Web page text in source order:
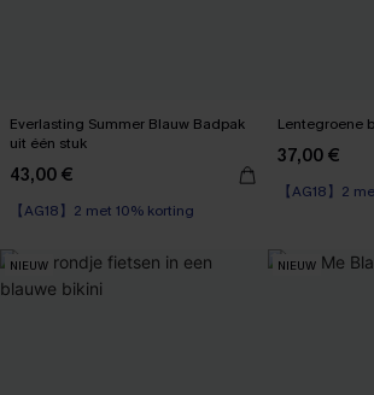
Everlasting Summer Blauw Badpak
uit één stuk
43,00 €
【AG18】2 met 10% korting
Lentegroene
37,00 €
【AG18】2
NIEUW NIEUW